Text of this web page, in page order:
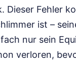
Dieser Fehler
ist –
nur sein
verloren,